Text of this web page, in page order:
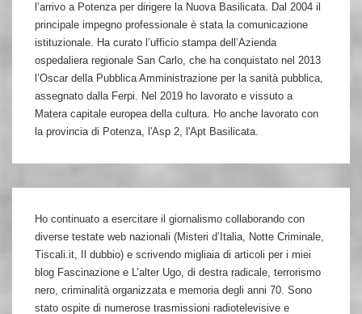
l’arrivo a Potenza per dirigere la Nuova Basilicata. Dal 2004 il
principale impegno professionale è stata la comunicazione
istituzionale. Ha curato l’ufficio stampa dell’Azienda
ospedaliera regionale San Carlo, che ha conquistato nel 2013
l’Oscar della Pubblica Amministrazione per la sanità pubblica,
assegnato dalla Ferpi. Nel 2019 ho lavorato e vissuto a
Matera capitale europea della cultura. Ho anche lavorato con
la provincia di Potenza, l'Asp 2, l'Apt Basilicata.
Ho continuato a esercitare il giornalismo collaborando con
diverse testate web nazionali (Misteri d’Italia, Notte Criminale,
Tiscali.it, Il dubbio) e scrivendo migliaia di articoli per i miei
blog Fascinazione e L’alter Ugo, di destra radicale, terrorismo
nero, criminalità organizzata e memoria degli anni 70. Sono
stato ospite di numerose trasmissioni radiotelevisive e